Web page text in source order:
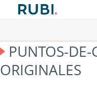
PUNTOS-
ORIGINALES